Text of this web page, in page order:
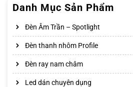
Danh Mục Sản Phẩm
Đèn Âm Trần – Spotlight
Đèn thanh nhôm Profile
Đèn ray nam châm
Led dán chuyên dụng